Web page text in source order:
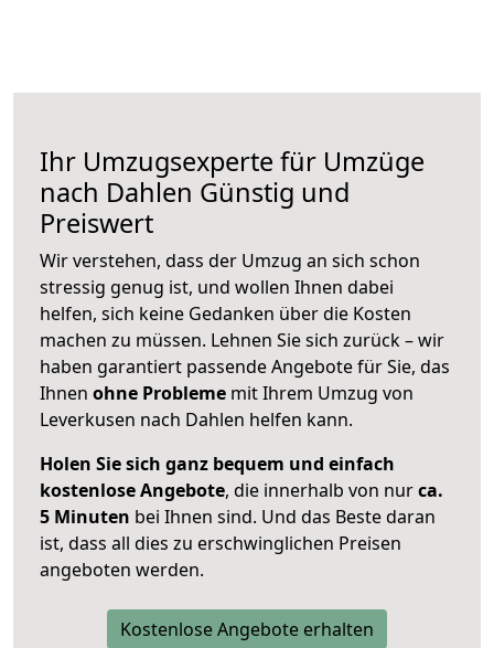
Ihr Umzugsexperte für Umzüge
nach Dahlen Günstig und
Preiswert
Wir verstehen, dass der Umzug an sich schon
stressig genug ist, und wollen Ihnen dabei
helfen, sich keine Gedanken über die Kosten
machen zu müssen. Lehnen Sie sich zurück – wir
haben garantiert passende Angebote für Sie, das
Ihnen ohne Probleme mit Ihrem Umzug von
Leverkusen nach Dahlen helfen kann.
Holen Sie sich ganz bequem und einfach
kostenlose Angebote, die innerhalb von nurca.
5 Minuten bei Ihnen sind. Und das Beste daran
ist, dass all dies zu erschwinglichen Preisen
angeboten werden.
Kostenlose Angebote erhalten